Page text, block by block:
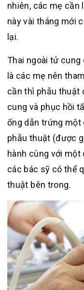
nhiên, các mẹ cần
này vài tháng mới
lại.
Thai ngoài tử cung
là các mẹ nên
cần thì phẫu thuật
cung và phục hồi
ống dẫn trứng một
phẫu thuật (được
hành cùng với
các bác sỹ có thể
thuật bên trong.